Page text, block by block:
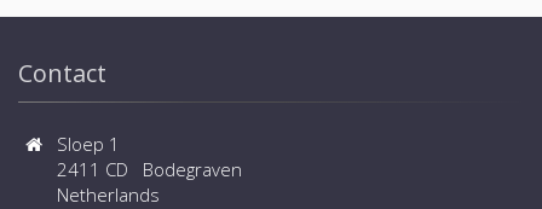
Contact
Sloep 1
2411 CD Bodegraven
Netherlands